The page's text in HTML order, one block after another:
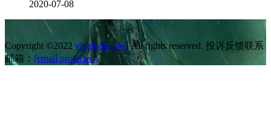
2020-07-08
Copyright ©2022 vlambda.com. All rights reserved. 投诉反馈联系
邮箱： [email protected]